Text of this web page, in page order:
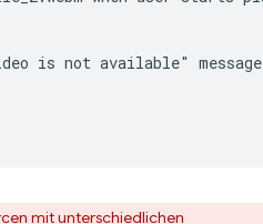
is not available"
mit unterschiedlichen